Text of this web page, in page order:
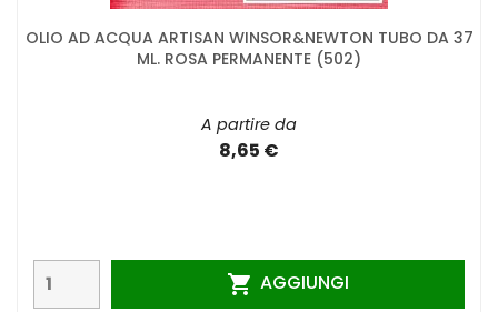
OLIO AD ACQUA ARTISAN WINSOR&NEWTON TUBO DA 37
ML. ROSA PERMANENTE (502)
A partire da
8,65 €
 AGGIUNGI